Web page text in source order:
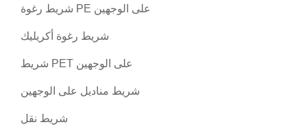
شريط رغوة PE على الوجهين
شريط رغوة أكريليك
شريط PET على الوجهين
شريط مناديل على الوجهين
شريط نقل